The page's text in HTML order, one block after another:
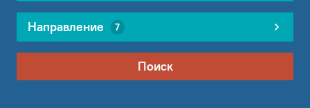
Направление 7
Поиск